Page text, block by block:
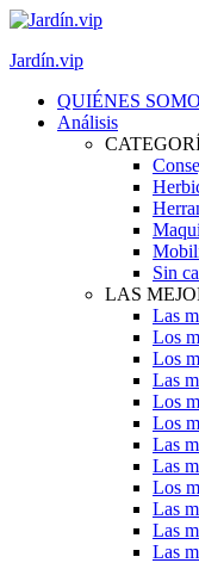
Jardín.vip
QUIÉNES
Análisis
Sin
LAS
Las
Los
Los
Las
Los
Los
Las
Las
Los
Las
Las
Las